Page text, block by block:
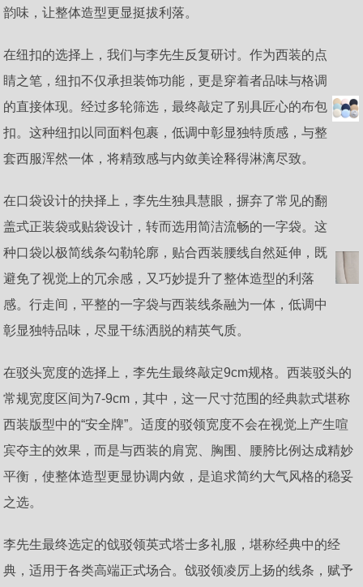
韵味，让整体造型更显挺拔利落。
在纽扣的选择上，我们与李先生反复研讨。作为西装的点
睛之笔，纽扣不仅承担装饰功能，更是穿着者品味与格调
的直接体现。经过多轮筛选，最终敲定了别具匠心的布包
扣。这种纽扣以同面料包裹，低调中彰显独特质感，与整
套西服浑然一体，将精致感与内敛美诠释得淋漓尽致。
在口袋设计的抉择上，李先生独具慧眼，摒弃了常见的翻
盖式正装袋或贴袋设计，转而选用简洁流畅的一字袋。这
种口袋以极简线条勾勒轮廓，贴合西装腰线自然延伸，既
避免了视觉上的冗余感，又巧妙提升了整体造型的利落
感。行走间，平整的一字袋与西装线条融为一体，低调中
彰显独特品味，尽显干练洒脱的精英气质。
在驳头宽度的选择上，李先生最终敲定9cm规格。西装驳头的
常规宽度区间为7-9cm，其中，这一尺寸范围的经典款式堪称
西装版型中的“安全牌”。适度的驳领宽度不会在视觉上产生喧
宾夺主的效果，而是与西装的肩宽、胸围、腰胯比例达成精妙
平衡，使整体造型更显协调内敛，是追求简约大气风格的稳妥
之选。
李先生最终选定的戗驳领英式塔士多礼服，堪称经典中的经
典，适用于各类高端正式场合。戗驳领凌厉上扬的线条，赋予